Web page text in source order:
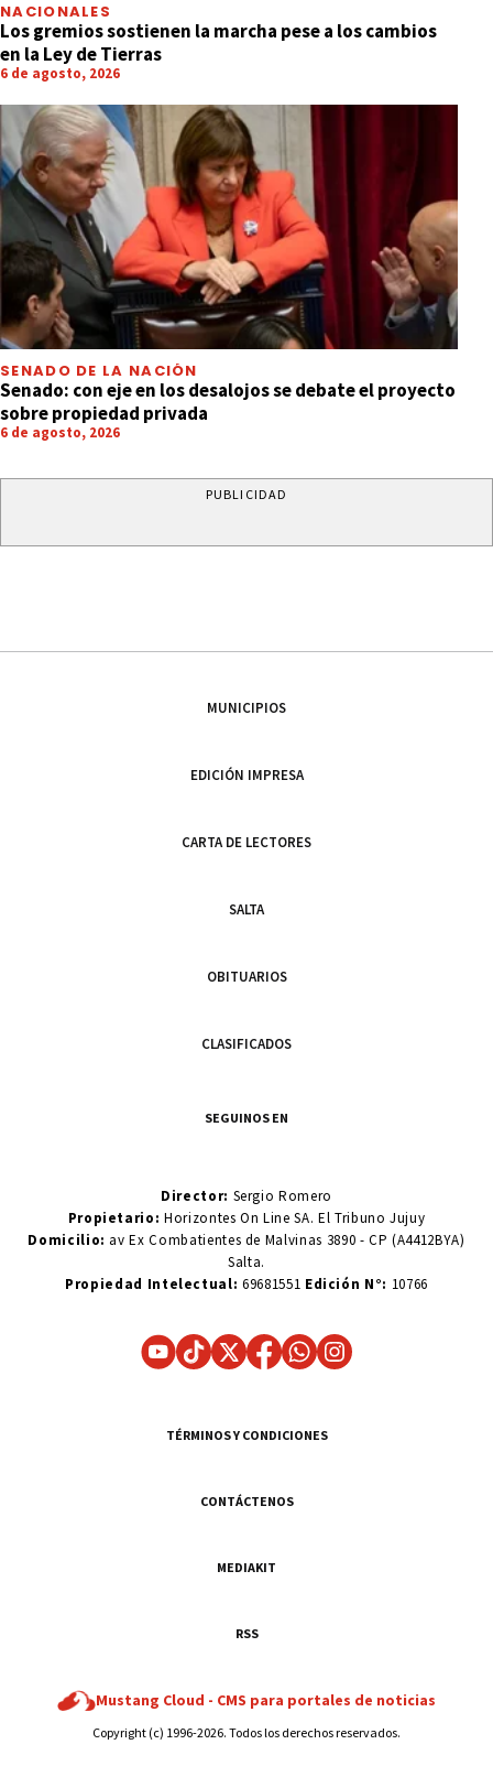
NACIONALES
Los gremios sostienen la marcha pese a los cambios
en la Ley de Tierras
6 de agosto, 2026
SENADO DE LA NACIÓN
Senado: con eje en los desalojos se debate el proyecto
sobre propiedad privada
6 de agosto, 2026
PUBLICIDAD
MUNICIPIOS
EDICIÓN IMPRESA
CARTA DE LECTORES
SALTA
OBITUARIOS
CLASIFICADOS
SEGUINOS EN
Director: Sergio Romero
Propietario:Horizontes On Line SA. El Tribuno Jujuy
Domicilio: av Ex Combatientes de Malvinas 3890 - CP (A4412BYA)
Salta.
Propiedad Intelectual: 69681551 Edición N°: 10766
TÉRMINOS Y CONDICIONES
CONTÁCTENOS
MEDIAKIT
RSS
Mustang Cloud - CMS para portales de noticias
Copyright (c) 1996-2026. Todos los derechos reservados.